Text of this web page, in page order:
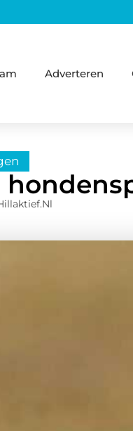
Adverteren